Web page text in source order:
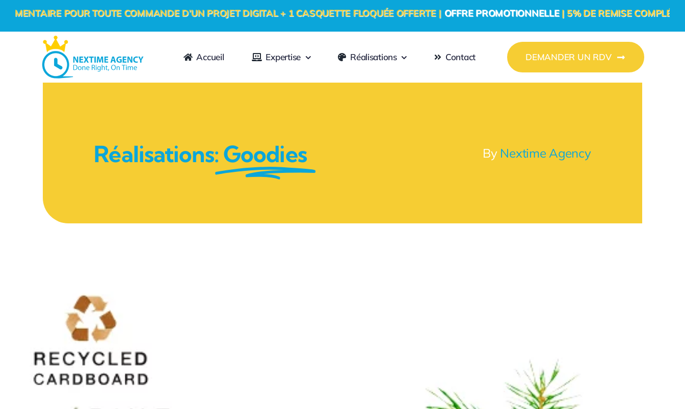
TOUTE COMMANDE D’UN PROJET DIGITAL + 1 CASQUETTE FLOQUÉE OFFERTE | OFFRE PROMOTIONNELLE| 5% DE REMISE COMPLÉMENTAIRE
Accueil Expertise Réalisations Contact DEMANDER UN RDV
Réalisations: Goodies By Nextime Agency